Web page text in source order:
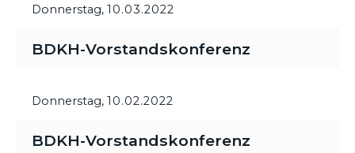
Donnerstag, 10.03.2022
BDKH-Vorstandskonferenz
Donnerstag, 10.02.2022
BDKH-Vorstandskonferenz